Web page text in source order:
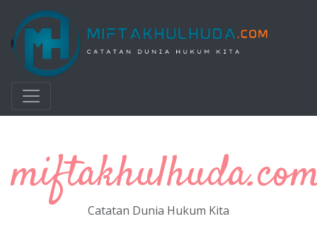
Langsung ke konten utama
Catatan Dunia Hukum Kita